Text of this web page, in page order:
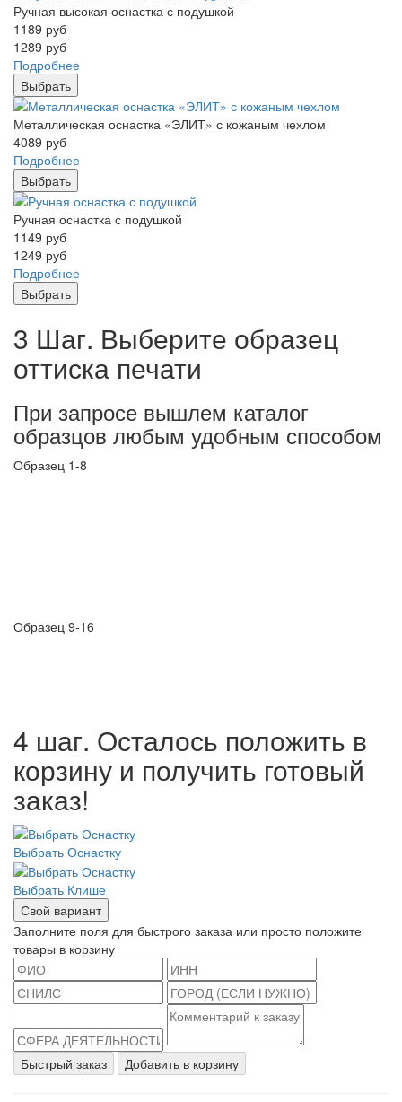
Ручная высокая оснастка с подушкой
1189 руб
1289 руб
Подробнее
Выбрать
Металлическая оснастка «ЭЛИТ» с кожаным чехлом
4089 руб
Подробнее
Выбрать
Ручная оснастка с подушкой
1149 руб
1249 руб
Подробнее
Выбрать
3 Шаг. Выберите образец
оттиска печати
При запросе вышлем каталог
образцов любым удобным способом
Образец 1-8
Образец 9-16
4 шаг. Осталось положить в
корзину и получить готовый
заказ!
Выбрать Оснастку
Выбрать Клише
Свой вариант
Заполните поля для быстрого заказа или просто положите
товары в корзину
Быстрый заказ Добавить в корзину